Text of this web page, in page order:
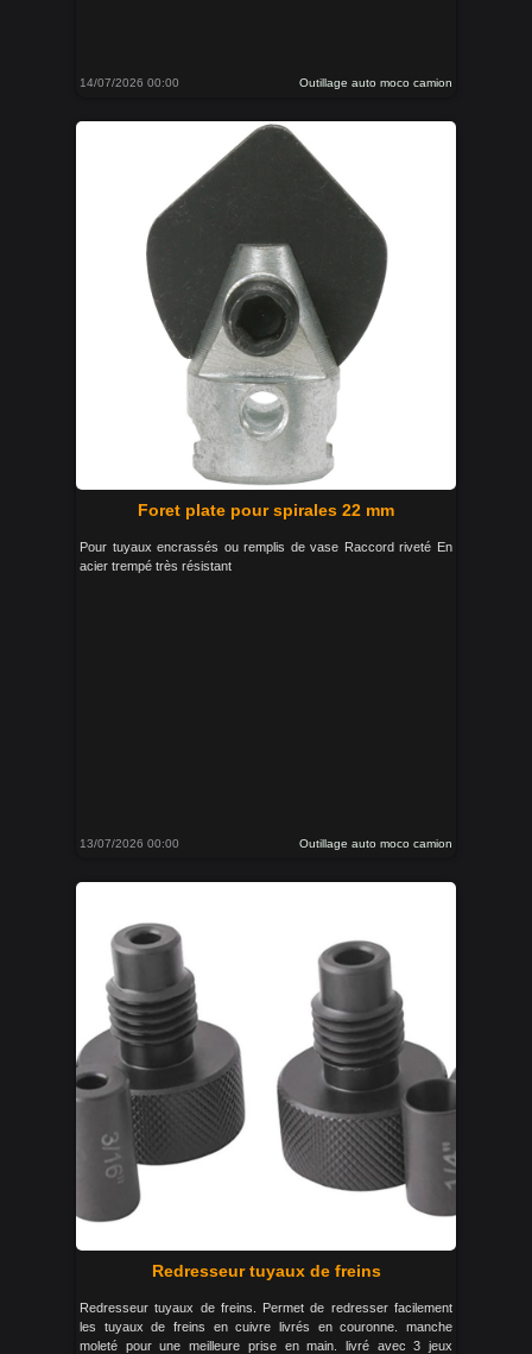
14/07/2026 00:00 Outillage auto moco camion
Foret plate pour spirales 22 mm
Pour tuyaux encrassés ou remplis de vase Raccord riveté En
acier trempé très résistant
13/07/2026 00:00 Outillage auto moco camion
Redresseur tuyaux de freins
Redresseur tuyaux de freins. Permet de redresser facilement
les tuyaux de freins en cuivre livrés en couronne. manche
moleté pour une meilleure prise en main. livré avec 3 jeux